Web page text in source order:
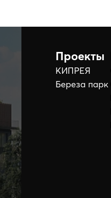
Проекты
КИПРЕЯ
Береза парк